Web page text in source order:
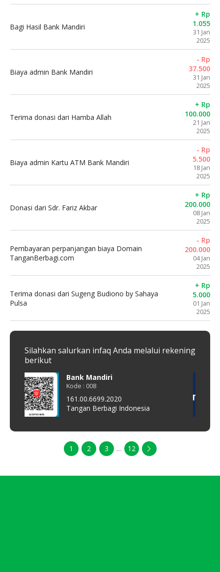
Bagi Hasil Bank Mandiri
+ Rp
1.055
31 Jan
2025
Biaya admin Bank Mandiri
- Rp
37.500
31 Jan
2025
Terima donasi dari Hamba Allah
+ Rp
100.000
21 Jan
2025
Biaya admin Kartu ATM Bank Mandiri
- Rp
5.500
18 Jan
2025
Donasi dari Sdr. Fariz Akbar
+ Rp
200.000
08 Jan
2025
Pembayaran perpanjangan biaya Domain
TanganBerbagi.com
- Rp
200.000
04 Jan
2025
Terima donasi dari Sugeng Budiono by Sahaya
Pulsa
+ Rp
5.000
01 Jan
2025
Silahkan salurkan infaq Anda melalui rekening
berikut
Bank Mandiri
Kode : 008
161.00.6699.2020
Tangan Berbagi Indonesia
1 2 3 … 12